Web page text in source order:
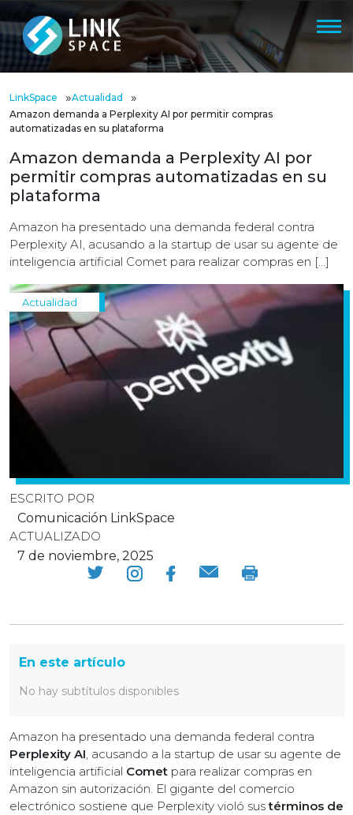
LinkSpace »Actualidad »
Amazon demanda a Perplexity AI por permitir compras
automatizadas en su plataforma
Amazon demanda a Perplexity AI por
permitir compras automatizadas en su
plataforma
Amazon ha presentado una demanda federal contra
Perplexity AI, acusando a la startup de usar su agente de
inteligencia artificial Comet para realizar compras en […]
Actualidad
ESCRITO POR
Comunicación LinkSpace
ACTUALIZADO
7 de noviembre, 2025
En este artículo
No hay subtítulos disponibles
Amazon ha presentado una demanda federal contra
Perplexity AI, acusando a la startup de usar su agente de
inteligencia artificial Comet para realizar compras en
Amazon sin autorización. El gigante del comercio
electrónico sostiene que Perplexity violó sustérminos de